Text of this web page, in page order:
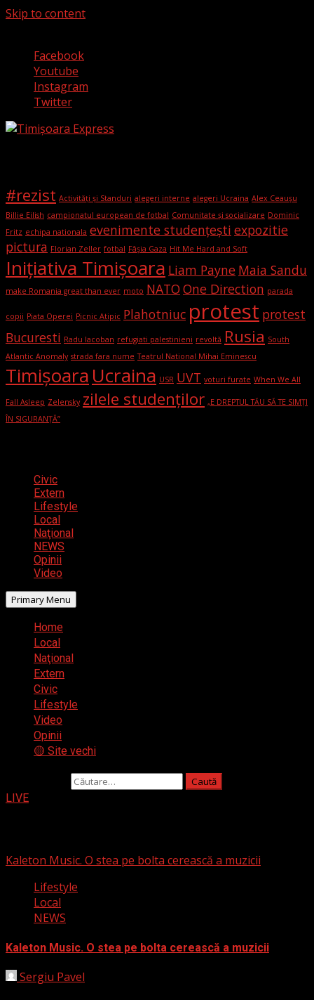
Skip to content
Facebook
Youtube
Instagram
Twitter
#rezist Activități și Standuri alegeri interne alegeri Ucraina Alex Ceaușu
Billie Eilish campionatul european de fotbal Comunitate și socializare Dominic
Fritz echipa nationala evenimente studențești expozitie
pictura Florian Zeller fotbal Fâșia Gaza Hit Me Hard and Soft
Iniţiativa Timişoara Liam Payne Maia Sandu
make Romania great than ever moto NATOOne Direction parada
copii Piata Operei Picnic Atipic Plahotniuc protest protest
Bucuresti Radu Iacoban refugiati palestinieni revoltă Rusia South
Atlantic Anomaly strada fara nume Teatrul National Mihai Eminescu
TimișoaraUcraina USR UVT voturi furate When We All
Fall Asleep Zelensky zilele studenților „E DREPTUL TĂU SĂ TE SIMȚI
ÎN SIGURANȚĂ”
Civic
Extern
Lifestyle
Local
Naţional
NEWS
Opinii
Video
Primary Menu
Home
Local
Naţional
Extern
Civic
Lifestyle
Video
Opinii
🟡 Site vechi
LIVE
Kaleton Music. O stea pe bolta cerească a muzicii
Lifestyle
Local
NEWS
Kaleton Music. O stea pe bolta cerească a muzicii
Sergiu Pavel